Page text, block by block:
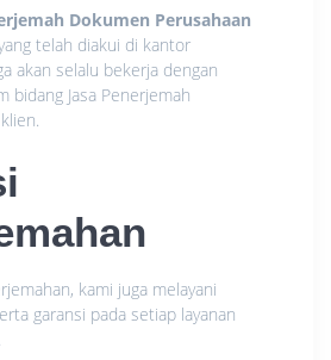
Dokumen Perusahaan
telah diakui di kantor
akan selalu bekerja dengan
bidang Jasa Penerjemah
kami juga melayani
garansi pada setiap layanan